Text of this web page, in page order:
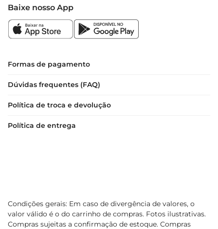
uma embalagem de 170ml, ideal para uso diário.
Sua fórmula leve não pesa nos fios e é adequada
para todos os tipos de cabelo. Além disso,é
dermatologicamente testado, garantindo
Baixe nosso App
Formas de pagamento
Dúvidas frequentes (FAQ)
Política de troca e devolução
Política de entrega
Condições gerais: Em caso de divergência de valores, o
valor válido é o do carrinho de compras. Fotos ilustrativas.
Compras sujeitas a confirmação de estoque. Compras